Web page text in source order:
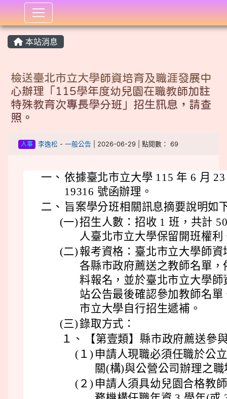
:::
本站消息
檢送臺北市立大學師資培育及職涯發展中
心辦理「115學年度幼兒園在職教師加註
特殊教育次專長學分班」招生訊息，請查
照。
人事 李逸松 - 一般公告 | 2026-06-29 | 點閱數： 69
一、 依據臺北市立大學 115 年 6 月
19316 號函辦理。
二、 旨案學分班相關訊息摘要說明如
(一)招生人數：招收 1 班，共計
人臺北市立大學保留開班權利
(二) 報考資格：臺北市立大學師
各縣市政府薦送之教師名單
料報名，並於臺北市立大學
站公告最後確認參加教師名
市立大學自行招生遞補。
(三)錄取方式：
１、
【第壹類】縣市政府薦送參
(１) 申請人現職必須任職於公
關(構)與公營公司辦理之
(２) 申請人須具幼兒園合格教